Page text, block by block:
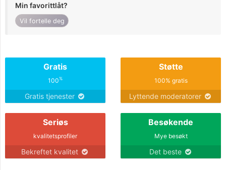
Min favorittlåt?
Vil fortelle deg
Gratis
100%
Gratis tjenester
Støtte
100% gratis
Lyttende moderatorer
Seriøs
kvalitetsprofiler
Bekreftet kvalitet
Besøkende
Mye besøkt
Det beste